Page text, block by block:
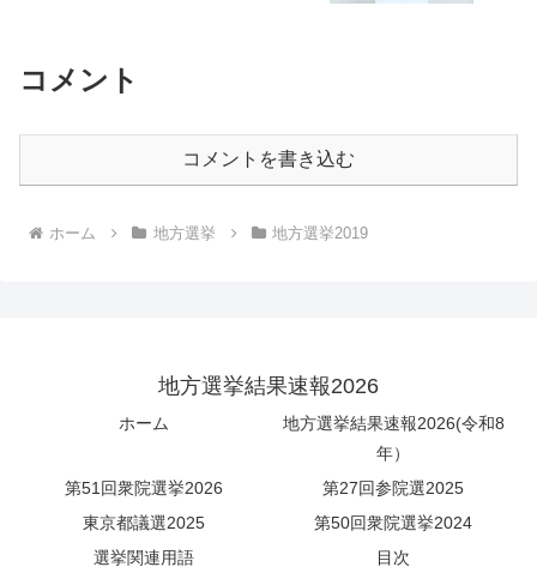
コメント
コメントを書き込む
ホーム 地方選挙 地方選挙2019
地方選挙結果速報2026
ホーム
地方選挙結果速報2026(令和8
年）
第51回衆院選挙2026
第27回参院選2025
東京都議選2025
第50回衆院選挙2024
選挙関連用語
目次